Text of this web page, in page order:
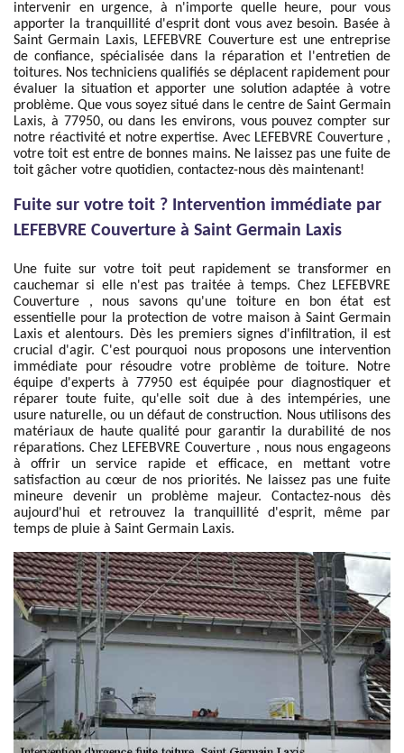
intervenir en urgence, à n'importe quelle heure, pour vous
apporter la tranquillité d'esprit dont vous avez besoin. Basée à
Saint Germain Laxis, LEFEBVRE Couverture est une entreprise
de confiance, spécialisée dans la réparation et l'entretien de
toitures. Nos techniciens qualifiés se déplacent rapidement pour
évaluer la situation et apporter une solution adaptée à votre
problème. Que vous soyez situé dans le centre de Saint Germain
Laxis, à 77950, ou dans les environs, vous pouvez compter sur
notre réactivité et notre expertise. Avec LEFEBVRE Couverture ,
votre toit est entre de bonnes mains. Ne laissez pas une fuite de
toit gâcher votre quotidien, contactez-nous dès maintenant!
Fuite sur votre toit ? Intervention immédiate par
LEFEBVRE Couverture à Saint Germain Laxis
Une fuite sur votre toit peut rapidement se transformer en
cauchemar si elle n'est pas traitée à temps. Chez LEFEBVRE
Couverture , nous savons qu'une toiture en bon état est
essentielle pour la protection de votre maison à Saint Germain
Laxis et alentours. Dès les premiers signes d'infiltration, il est
crucial d'agir. C'est pourquoi nous proposons une intervention
immédiate pour résoudre votre problème de toiture. Notre
équipe d'experts à 77950 est équipée pour diagnostiquer et
réparer toute fuite, qu'elle soit due à des intempéries, une
usure naturelle, ou un défaut de construction. Nous utilisons des
matériaux de haute qualité pour garantir la durabilité de nos
réparations. Chez LEFEBVRE Couverture , nous nous engageons
à offrir un service rapide et efficace, en mettant votre
satisfaction au cœur de nos priorités. Ne laissez pas une fuite
mineure devenir un problème majeur. Contactez-nous dès
aujourd'hui et retrouvez la tranquillité d'esprit, même par
temps de pluie à Saint Germain Laxis.